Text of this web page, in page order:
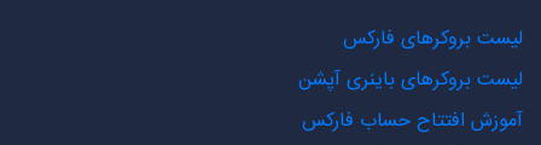
لیست بروکرهای فارکس
لیست بروکرهای باینری آپشن
آموزش افتتاح حساب فارکس